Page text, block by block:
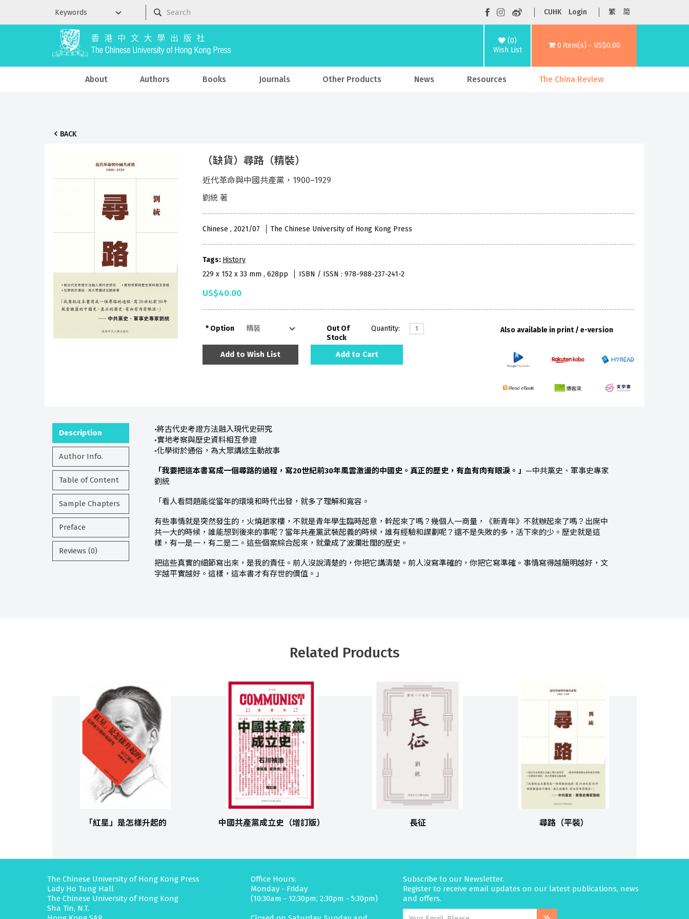
CUHK Login 繁 简
(0)
Wish List
0 item(s) - US$0.00
About Authors Books Journals Other Products News Resources The China Review
BACK
（缺貨）尋路（精裝）
近代革命與中國共產黨，1900–1929
劉統 著
Chinese , 2021/07 The Chinese University of Hong Kong Press
Tags: History
229 x 152 x 33 mm , 628pp
ISBN / ISSN : 978-988-237-241-2
US$40.00
Option
Out Of
Stock
Quantity:
Add to Wish List Add to Cart
Also available in print / e-version
Description
Author Info.
Table of Content
Sample Chapters
Preface
Reviews (0)
•將古代史考證方法融入現代史研究
•實地考察與歷史資料相互參證
•化學術於通俗，為大眾講述生動故事
「我要把這本書寫成一個尋路的過程，寫20世紀前30年風雲激盪的中國史。真正的歷史，有血有肉有眼淚。」 —中共黨史、軍事史專家
劉統
「看人看問題能從當年的環境和時代出發，就多了理解和寬容。
有些事情就是突然發生的，火燒趙家樓，不就是青年學生臨時起意，幹起來了嗎？幾個人一商量，《新青年》不就辦起來了嗎？出席中
共一大的時候，誰能想到後來的事呢？當年共產黨武裝起義的時候，誰有經驗和謀劃呢？還不是失敗的多，活下來的少。歷史就是這
樣，有一是一，有二是二。這些個案綜合起來，就彙成了波瀾壯闊的歷史。
把這些真實的細節寫出來，是我的責任。前人沒說清楚的，你把它講清楚。前人沒寫準確的，你把它寫準確。事情寫得越簡明越好，文
字越平實越好。這樣，這本書才有存世的價值。」
Related Products
「紅星」是怎樣升起的 中國共產黨成立史（增訂版） 長征 尋路（平裝）
The Chinese University of Hong Kong Press
Lady Ho Tung Hall
The Chinese University of Hong Kong
Sha Tin, N.T.
Office Hours:
Monday - Friday
(10:30am - 12:30pm; 2:30pm - 5:30pm)
Subscribe to our Newsletter.
Register to receive email updates on our latest publications, news
and offers.